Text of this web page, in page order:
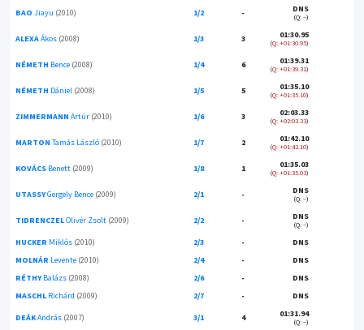
BAO Jiayu (2010) 1/2 - DNS
(Q: --)
ALEXAÁkos (2008) 1/3 3 01:30.95
Q: +01:30.95
NÉMETH Bence (2008) 1/4 6 01:39.31
Q: +01:39.31
NÉMETH Dániel (2008) 1/5 5 01:35.10
Q: +01:35.10
ZIMMERMANN Artúr (2010) 1/6 3 02:03.33
Q: +02:03.33
MARTON Tamás László(2010) 1/7 2 01:42.10
Q: +01:42.10
KOVÁCSBenett (2009) 1/8 1 01:35.03
Q: +01:35.03
UTASSYGergely Bence(2009) 2/1 - DNS
(Q: --)
TIDRENCZELOlivér Zsolt(2009) 2/2 - DNS
(Q: --)
HUCKER Miklós (2010) 2/3 -
DNS
MOLNÁR Levente (2010) 2/4 -
DNS
RÉTHYBalázs (2008) 2/6 -
DNS
MASCHLRichárd (2009) 2/7 - DNS
DEÁKAndrás (2007) 3/1 4 01:31.94
(Q: --)